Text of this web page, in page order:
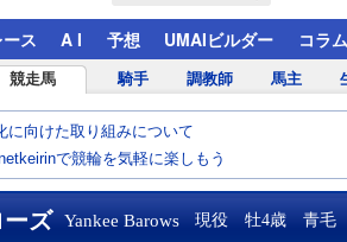
ース A I 予想 UMAIビルダー コラム
競走馬 騎手 調教師 馬主
に向けた取り組みについて
で競輪を気軽に楽しもう
ズ Yankee Barows 現役 牡4歳 青毛